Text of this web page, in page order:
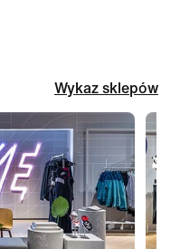
Wykaz sklepów